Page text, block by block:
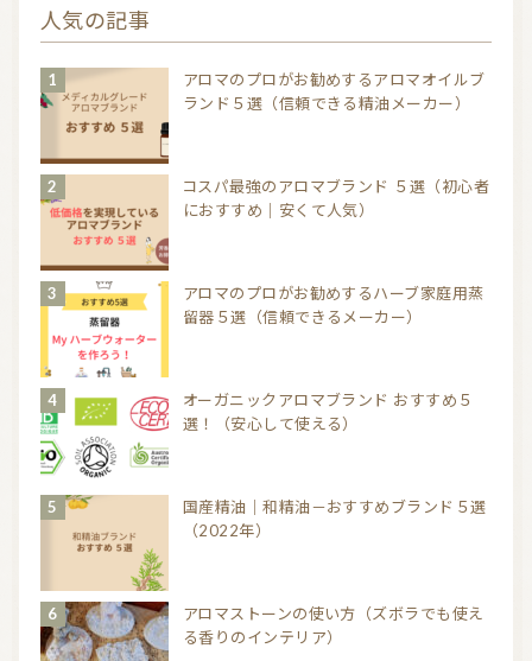
人気の記事
アロマのプロがお勧めするアロマオイルブ
ランド５選（信頼できる精油メーカー）
コスパ最強のアロマブランド ５選（初心者
におすすめ｜安くて人気）
アロマのプロがお勧めするハーブ家庭用蒸
留器５選（信頼できるメーカー）
オーガニックアロマブランド おすすめ５
選！（安心して使える）
国産精油｜和精油－おすすめブランド５選
（2022年）
アロマストーンの使い方（ズボラでも使え
る香りのインテリア）